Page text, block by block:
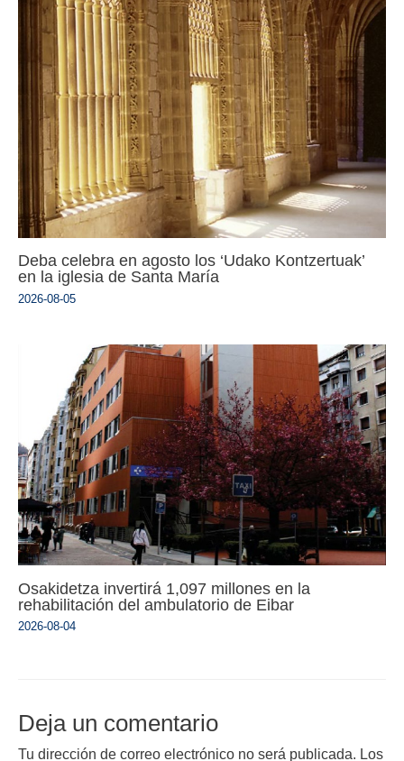
Deba celebra en agosto los ‘Udako Kontzertuak’
en la iglesia de Santa María
2026-08-05
Osakidetza invertirá 1,097 millones en la
rehabilitación del ambulatorio de Eibar
2026-08-04
Deja un comentario
Tu dirección de correo electrónico no será publicada. Los